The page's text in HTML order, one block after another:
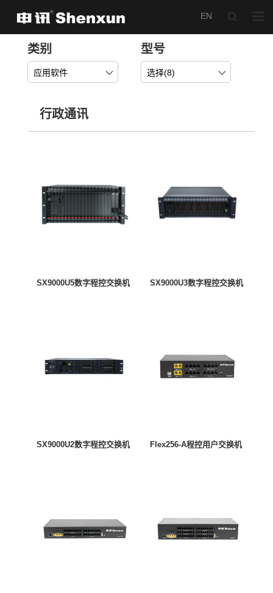
类别
应用软件
型号
选择(8)
行政通讯
SX9000U5数字程控交换机 SX9000U3数字程控交换机
SX9000U2数字程控交换机 Flex256-A程控用户交换机